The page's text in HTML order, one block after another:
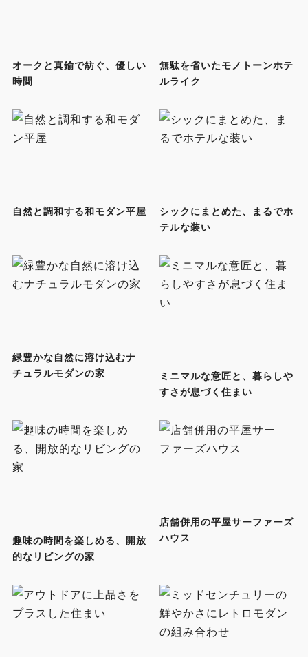
オークと真鍮で紡ぐ、優しい
時間
無駄を省いたモノトーンホテ
ルライク
自然と調和する和モダン平屋
シックにまとめた、まるでホ
テルな装い
緑豊かな自然に溶け込むナ
チュラルモダンの家
ミニマルな意匠と、暮らしや
すさが息づく住まい
趣味の時間を楽しめる、開放
的なリビングの家
店舗併用の平屋サーファーズ
ハウス